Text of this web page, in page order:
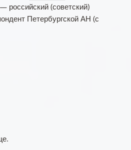
(советский)
Петербургской АН (с